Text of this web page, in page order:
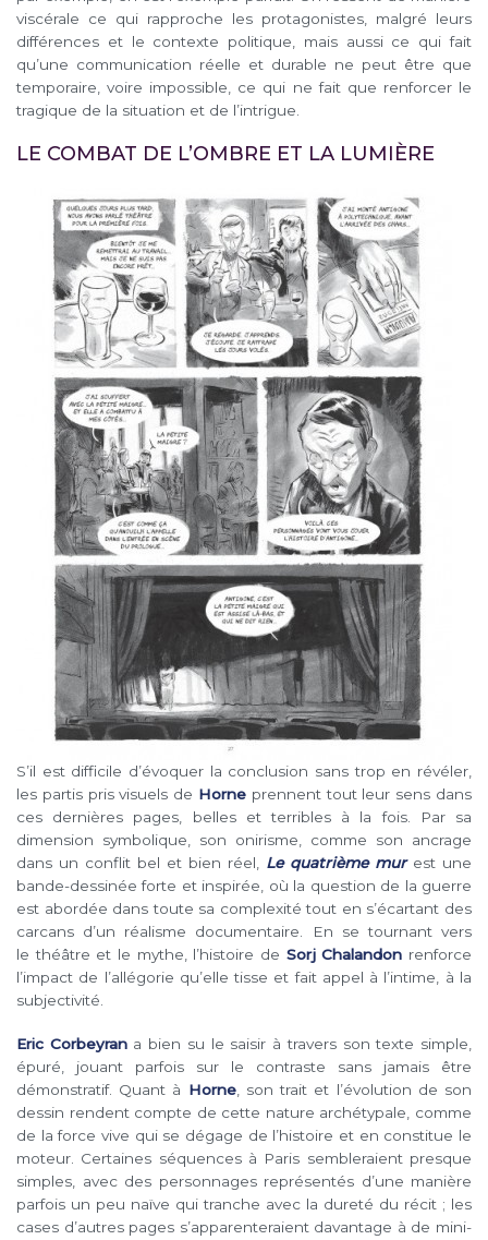
viscérale ce qui rapproche les protagonistes, malgré leurs
différences et le contexte politique, mais aussi ce qui fait
qu’une communication réelle et durable ne peut être que
temporaire, voire impossible, ce qui ne fait que renforcer le
tragique de la situation et de l’intrigue.
LE COMBAT DE L’OMBRE ET LA LUMIÈRE
S’il est difficile d’évoquer la conclusion sans trop en révéler,
les partis pris visuels de Horne prennent tout leur sens dans
ces dernières pages, belles et terribles à la fois. Par sa
dimension symbolique, son onirisme, comme son ancrage
dans un conflit bel et bien réel, Le quatrième murest une
bande-dessinée forte et inspirée, où la question de la guerre
est abordée dans toute sa complexité tout en s’écartant des
carcans d’un réalisme documentaire. En se tournant vers
le théâtre et le mythe, l’histoire de Sorj Chalandon renforce
l’impact de l’allégorie qu’elle tisse et fait appel à l’intime, à la
subjectivité.
Eric Corbeyrana bien su le saisir à travers son texte simple,
épuré, jouant parfois sur le contraste sans jamais être
démonstratif. Quant à Horne, son trait et l’évolution de son
dessin rendent compte de cette nature archétypale, comme
de la force vive qui se dégage de l’histoire et en constitue le
moteur. Certaines séquences à Paris sembleraient presque
simples, avec des personnages représentés d’une manière
parfois un peu naïve qui tranche avec la dureté du récit ; les
cases d’autres pages s’apparenteraient davantage à de mini-